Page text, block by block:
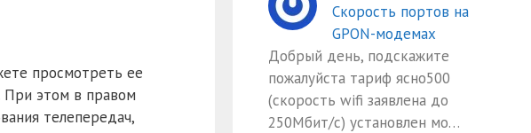
просмотреть ее
При этом в правом
телепередач,
Скорость портов на
GPON-модемах
Добрый день, подскажите
пожалуйста тариф ясно500
(скорость wifi заявлена до
250Мбит/с) установлен мо…